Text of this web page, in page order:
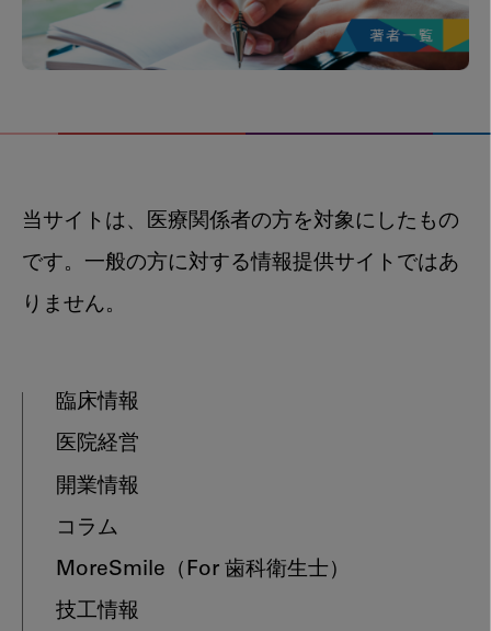
当サイトは、医療関係者の方を対象にしたもの
です。一般の方に対する情報提供サイトではあ
りません。
臨床情報
医院経営
開業情報
コラム
MoreSmile （For 歯科衛生士）
技工情報